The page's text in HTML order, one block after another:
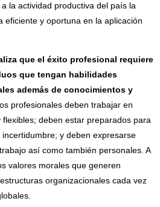
la actividad productiva del país la
eficiente y oportuna en la aplicación
que el éxito profesional requiere
que tengan habilidades
además de conocimientos y
profesionales deben trabajar en
deben estar preparados para
y deben expresarse
así como también personales. A
valores morales que generen
organizacionales cada vez